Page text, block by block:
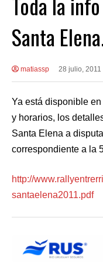
Santa
matiassp 28 julio, 2011
Ya está disponible
y horarios, los
Santa Elena a
correspondiente a la
http://
santaelena2011.pdf